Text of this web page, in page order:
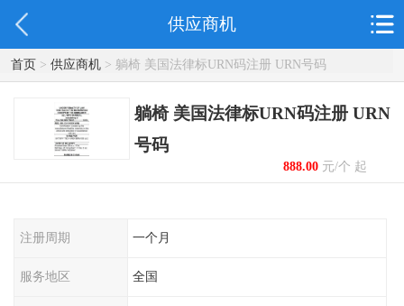
供应商机
首页> 供应商机> 躺椅 美国法律标URN码注册 URN号码
躺椅 美国法律标URN码注册 URN
号码
888.00元/个 起
注册周期 一个月
服务地区 全国